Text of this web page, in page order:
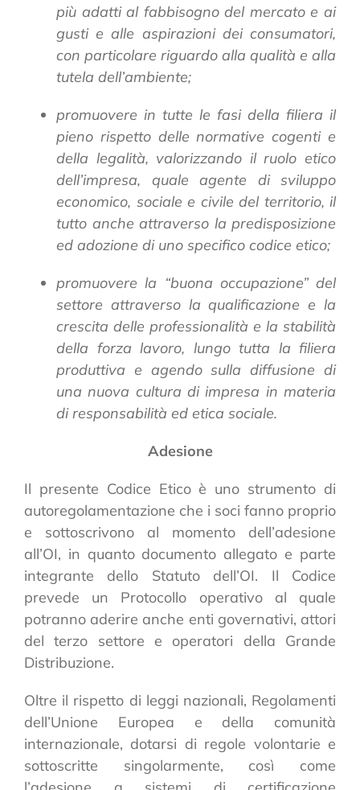
più adatti al fabbisogno del mercato e ai
gusti e alle aspirazioni dei consumatori,
con particolare riguardo alla qualità e alla
tutela dell’ambiente;
promuovere in tutte le fasi della filiera il
pieno rispetto delle normative cogenti e
della legalità, valorizzando il ruolo etico
dell’impresa, quale agente di sviluppo
economico, sociale e civile del territorio, il
tutto anche attraverso la predisposizione
ed adozione di uno specifico codice etico;
promuovere la “buona occupazione” del
settore attraverso la qualificazione e la
crescita delle professionalità e la stabilità
della forza lavoro, lungo tutta la filiera
produttiva e agendo sulla diffusione di
una nuova cultura di impresa in materia
di responsabilità ed etica sociale.
Adesione
Il presente Codice Etico è uno strumento di
autoregolamentazione che i soci fanno proprio
e sottoscrivono al momento dell’adesione
all’OI, in quanto documento allegato e parte
integrante dello Statuto dell’OI. Il Codice
prevede un Protocollo operativo al quale
potranno aderire anche enti governativi, attori
del terzo settore e operatori della Grande
Distribuzione.
Oltre il rispetto di leggi nazionali, Regolamenti
dell’Unione Europea e della comunità
internazionale, dotarsi di regole volontarie e
sottoscritte singolarmente, così come